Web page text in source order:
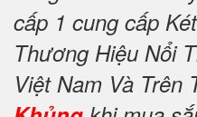
cấp 1 cung cấp
Thương Hiệu Nổi
Việt Nam Và Trên